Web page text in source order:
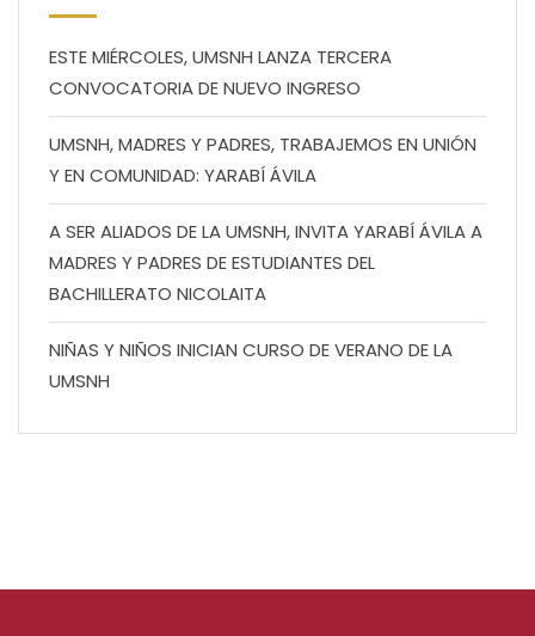
ESTE MIÉRCOLES, UMSNH LANZA TERCERA
CONVOCATORIA DE NUEVO INGRESO
UMSNH, MADRES Y PADRES, TRABAJEMOS EN UNIÓN
Y EN COMUNIDAD: YARABÍ ÁVILA
A SER ALIADOS DE LA UMSNH, INVITA YARABÍ ÁVILA A
MADRES Y PADRES DE ESTUDIANTES DEL
BACHILLERATO NICOLAITA
NIÑAS Y NIÑOS INICIAN CURSO DE VERANO DE LA
UMSNH